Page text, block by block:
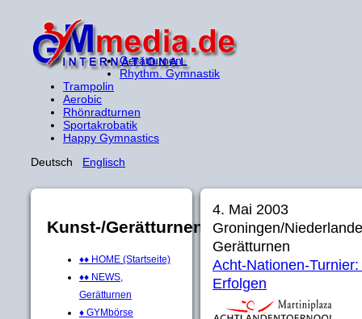
Gerätturnen
Rhythm. Gymnastik
Trampolin
Aerobic
Rhönradturnen
Sportakrobatik
Happy Gymnastics
Deutsch Englisch
Kunst-/Gerätturnen
♦♦ HOME (Startseite)
♦♦ NEWS,
Gerätturnen
♦ GYMbörse
4. Mai 2003
Groningen/Niederlande
Gerätturnen
Acht-Nationen-
Erfolgen